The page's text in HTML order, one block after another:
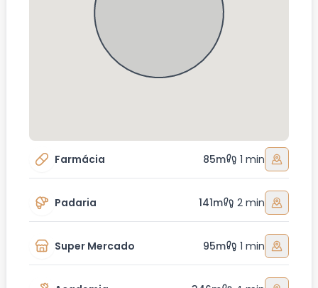
Farmácia 85m 1 min
Padaria 141m 2 min
Super Mercado 95m 1 min